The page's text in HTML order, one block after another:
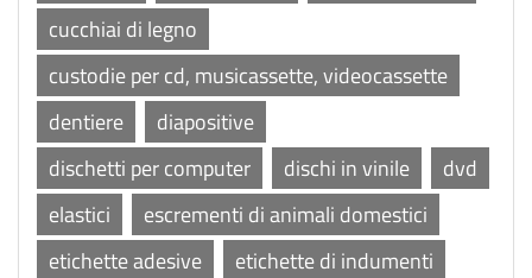
cucchiai di legno
custodie per cd, musicassette, videocassette
dentiere
diapositive
dischetti per computer
dischi in vinile
dvd
elastici
escrementi di animali domestici
etichette adesive
etichette di indumenti